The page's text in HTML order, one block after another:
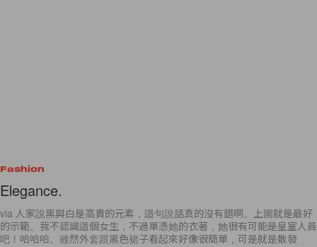
Fashion
Elegance.
via 人家說黑與白是高貴的元素，這句說話真的沒有錯啊。上圖就是最好
的示範。我不認識這個女生，不過單憑她的衣著，她很有可能是皇室人員
吧！哈哈哈。雖然外套跟黑色裙子看起來好像很簡單，可是就是散發